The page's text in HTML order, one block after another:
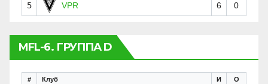
5 VPR 6 0
MFL-6. ГРУППА D
# Клуб И О